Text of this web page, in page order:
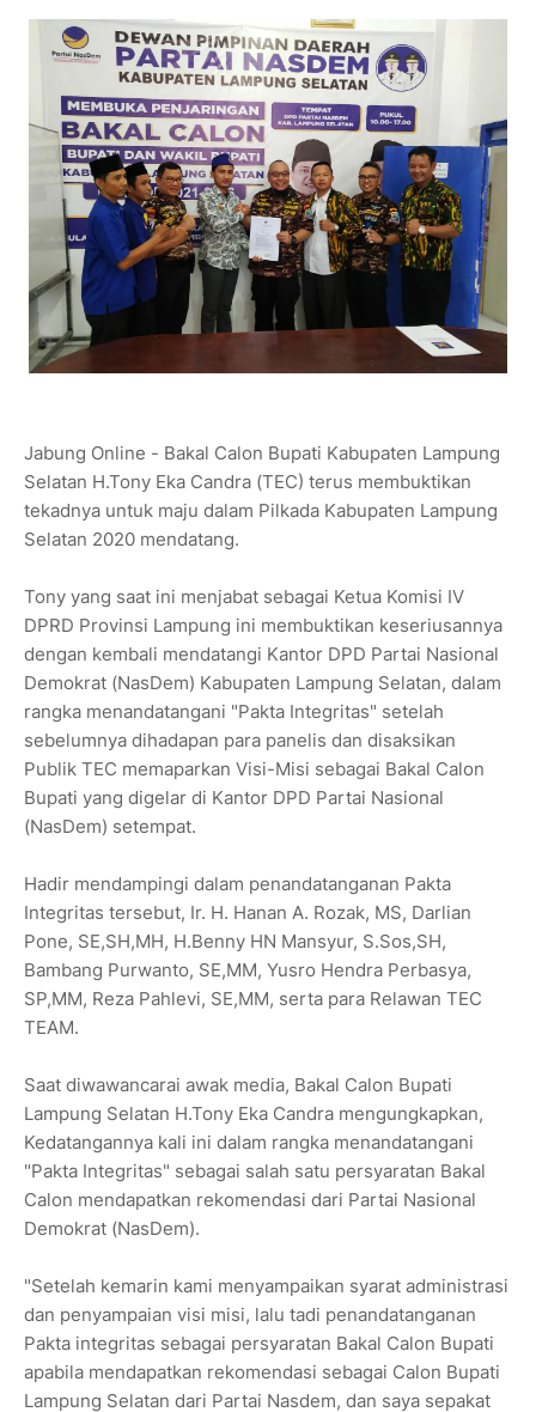
Jabung Online - Bakal Calon Bupati Kabupaten Lampung
Selatan H.Tony Eka Candra (TEC) terus membuktikan
tekadnya untuk maju dalam Pilkada Kabupaten Lampung
Selatan 2020 mendatang.
Tony yang saat ini menjabat sebagai Ketua Komisi IV
DPRD Provinsi Lampung ini membuktikan keseriusannya
dengan kembali mendatangi Kantor DPD Partai Nasional
Demokrat (NasDem) Kabupaten Lampung Selatan, dalam
rangka menandatangani "Pakta Integritas" setelah
sebelumnya dihadapan para panelis dan disaksikan
Publik TEC memaparkan Visi-Misi sebagai Bakal Calon
Bupati yang digelar di Kantor DPD Partai Nasional
(NasDem) setempat.
Hadir mendampingi dalam penandatanganan Pakta
Integritas tersebut, Ir. H. Hanan A. Rozak, MS, Darlian
Pone, SE,SH,MH, H.Benny HN Mansyur, S.Sos,SH,
Bambang Purwanto, SE,MM, Yusro Hendra Perbasya,
SP,MM, Reza Pahlevi, SE,MM, serta para Relawan TEC
TEAM.
Saat diwawancarai awak media, Bakal Calon Bupati
Lampung Selatan H.Tony Eka Candra mengungkapkan,
Kedatangannya kali ini dalam rangka menandatangani
"Pakta Integritas" sebagai salah satu persyaratan Bakal
Calon mendapatkan rekomendasi dari Partai Nasional
Demokrat (NasDem).
"Setelah kemarin kami menyampaikan syarat administrasi
dan penyampaian visi misi, lalu tadi penandatanganan
Pakta integritas sebagai persyaratan Bakal Calon Bupati
apabila mendapatkan rekomendasi sebagai Calon Bupati
Lampung Selatan dari Partai Nasdem, dan saya sepakat